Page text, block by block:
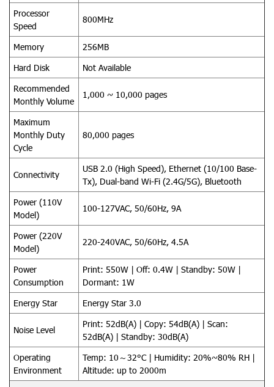
Processor
Speed
800MHz
Memory
256MB
Hard Disk
Not Available
Recommended
Monthly Volume
1,000 ~ 10,000 pages
Maximum
Monthly Duty
Cycle
80,000 pages
Connectivity
USB 2.0 (High Speed), Ethernet (10/100 Base-
Tx), Dual-band Wi-Fi (2.4G/5G), Bluetooth
Power (110V
Model)
100-127VAC, 50/60Hz, 9A
Power (220V
Model)
220-240VAC, 50/60Hz, 4.5A
Power
Consumption
Print: 550W | Off: 0.4W | Standby: 50W |
Dormant: 1W
Energy Star
Energy Star 3.0
Noise Level
Print: 52dB(A) | Copy: 54dB(A) | Scan:
52dB(A) | Standby: 30dB(A)
Operating
Environment
Temp: 10～32°C | Humidity: 20%~80% RH |
Altitude: up to 2000m